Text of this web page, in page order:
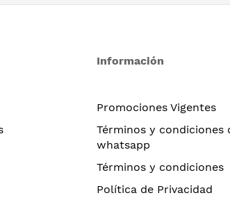
Información
Promociones Vigentes
Términos y condiciones
whatsapp
Términos y condiciones
Política de Privacidad